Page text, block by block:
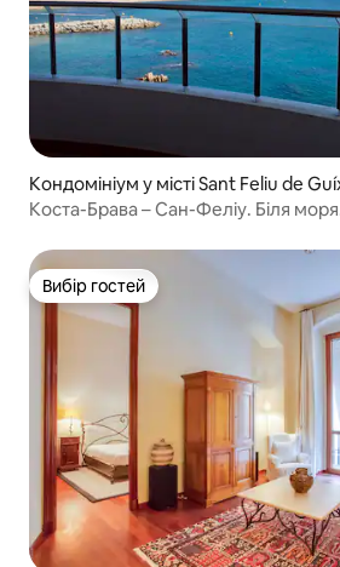
Кондомініум у місті Sant Feliu de
Коста-Брава – Сан-Феліу. Біля
Вибір гостей
Вибір гостей